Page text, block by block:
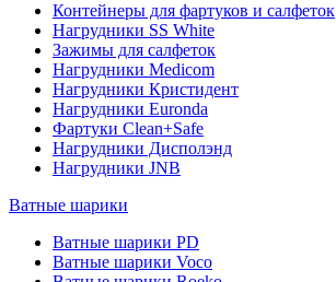
Контейнеры для фартуков и салфеток
Нагрудники SS White
Зажимы для салфеток
Нагрудники Medicom
Нагрудники Кристидент
Нагрудники Euronda
Фартуки Clean+Safe
Нагрудники Дисполэнд
Нагрудники JNB
Ватные шарики
Ватные шарики PD
Ватные шарики Voco